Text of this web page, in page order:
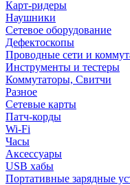
Карт-ридеры
Наушники
Сетевое оборудование
Дефектоскопы
Проводные сети и
Инструменты и тестеры
Коммутаторы, Свитчи
Разное
Сетевые карты
Патч-корды
Wi-Fi
Часы
Аксессуары
USB хабы
Портативные зарядные